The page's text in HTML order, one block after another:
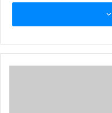
داشت. در حال حاضر این
اشاره کرد که تقریبا همه
افزایش یافته است، در
سامسونگ، شیائومی چنین
در بهار سال گذشته